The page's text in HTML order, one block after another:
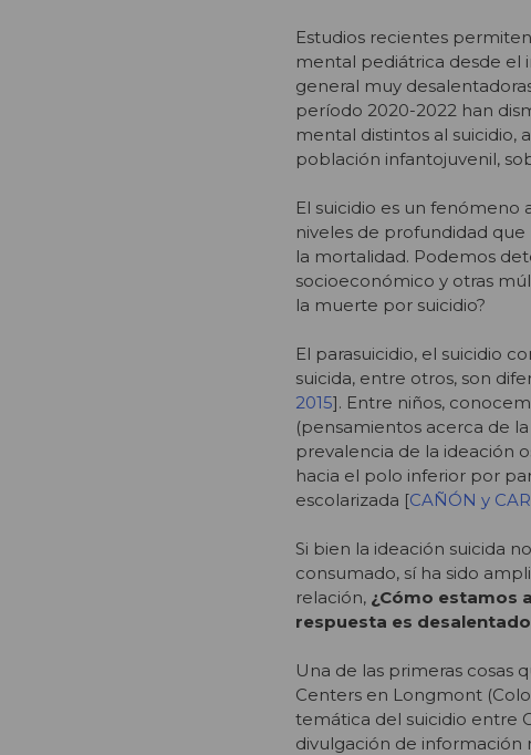
Estudios recientes
mental pediátrica desde el
general muy
período 2020-2022 han
mental distintos al suicidio,
población infantojuvenil,
El suicidio es un
niveles de profundidad
la mortalidad. Podemos
socioeconómico y otras
la muerte por suicidio?
El parasuicidio, el suicidio
suicida, entre otros, son
2015]. Entre niños,
(pensamientos acerca de
prevalencia de la ideación
hacia el polo inferior por
escolarizada [CAÑÓN y
Si bien la ideación suicida
consumado, sí ha sido
relación, ¿Cómo estamos
respuesta es
Una de las primeras cosas
Centers en Longmont
temática del suicidio entre
divulgación de